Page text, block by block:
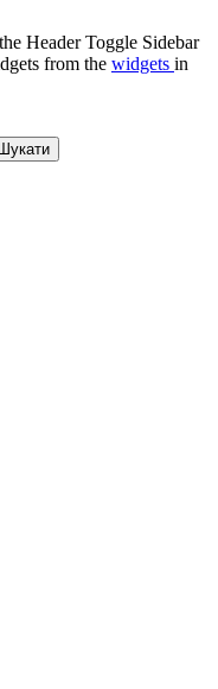
Header Toggle Sidebar
from the widgets in